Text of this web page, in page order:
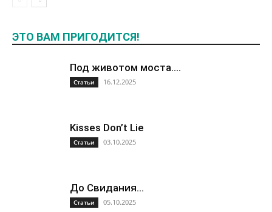
ЭТО ВАМ ПРИГОДИТСЯ!
Под животом моста….
Статьи 16.12.2025
Kisses Don’t Lie
Статьи 03.10.2025
До Свидания…
Статьи 05.10.2025